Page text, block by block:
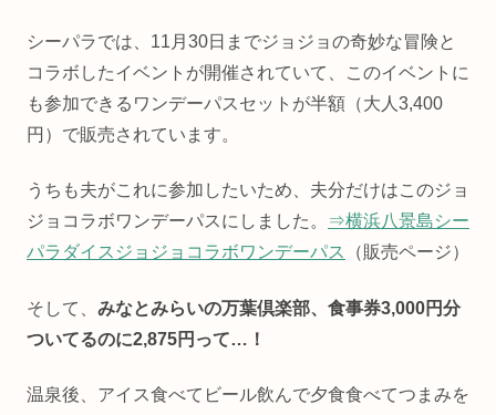
シーパラでは、11月30日までジョジョの奇妙な冒険と
コラボしたイベントが開催されていて、このイベントに
も参加できるワンデーパスセットが半額（大人3,400
円）で販売されています。
うちも夫がこれに参加したいため、夫分だけはこのジョ
ジョコラボワンデーパスにしました。
⇒横浜八景島シー
パラダイスジョジョコラボワンデーパス
（販売ページ）
そして、 みなとみらいの万葉倶楽部、食事券3,000円分
ついてるのに2,875円って…！
温泉後、アイス食べてビール飲んで夕食食べてつまみを